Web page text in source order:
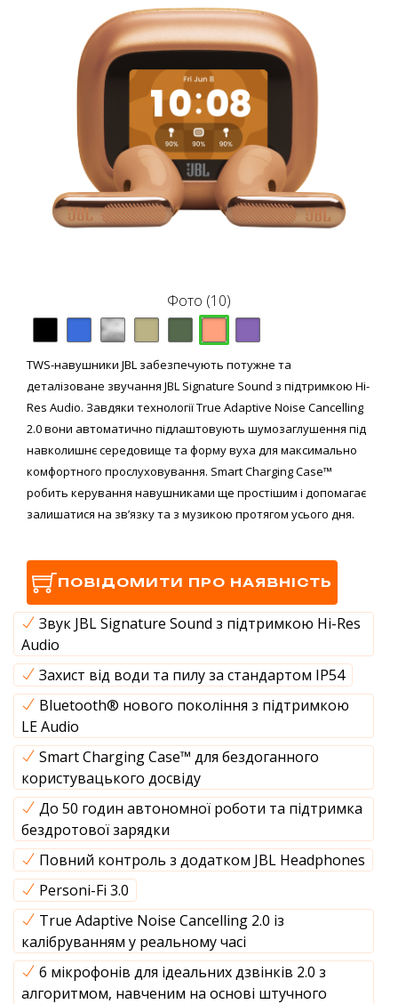
Фото (10)
TWS-навушники JBL забезпечують потужне та
деталізоване звучання JBL Signature Sound з підтримкою Hi-
Res Audio. Завдяки технології True Adaptive Noise Cancelling
2.0 вони автоматично підлаштовують шумозаглушення під
навколишнє середовище та форму вуха для максимально
комфортного прослуховування. Smart Charging Case™
робить керування навушниками ще простішим і допомагає
залишатися на зв’язку та з музикою протягом усього дня.
ПОВІДОМИТИ ПРО НАЯВНІСТЬ
Звук JBL Signature Sound з підтримкою Hi-Res
Audio
Захист від води та пилу за стандартом IP54
Bluetooth® нового покоління з підтримкою
LE Audio
Smart Charging Case™ для бездоганного
користувацького досвіду
До 50 годин автономної роботи та підтримка
бездротової зарядки
Повний контроль з додатком JBL Headphones
Personi-Fi 3.0
True Adaptive Noise Cancelling 2.0 із
калібруванням у реальному часі
6 мікрофонів для ідеальних дзвінків 2.0 з
алгоритмом, навченим на основі штучного